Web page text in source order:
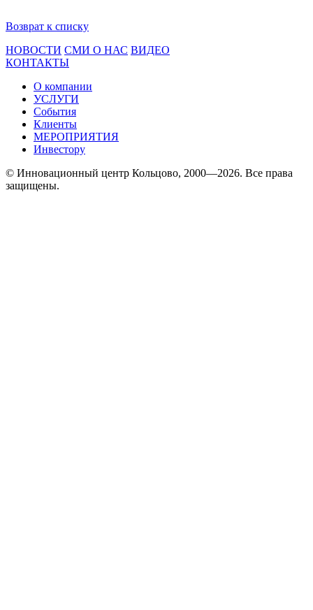
Возврат к списку
НОВОСТИ СМИ О НАС ВИДЕО
КОНТАКТЫ
О компании
УСЛУГИ
События
Клиенты
МЕРОПРИЯТИЯ
Инвестору
© Инновационный центр Кольцово, 2000—2026. Все права
защищены.